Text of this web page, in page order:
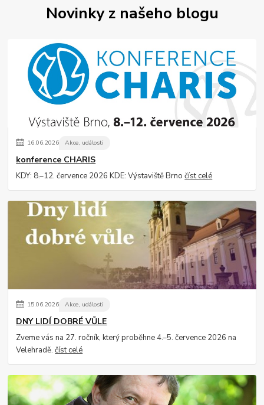
Novinky z našeho blogu
16.06.2026 Akce, události
konference CHARIS
KDY: 8.–12. července 2026 KDE: Výstaviště Brnočíst celé
15.06.2026 Akce, události
DNY LIDÍ DOBRÉ VŮLE
Zveme vás na 27. ročník, který proběhne 4.–5. července 2026 na
Velehradě.číst celé